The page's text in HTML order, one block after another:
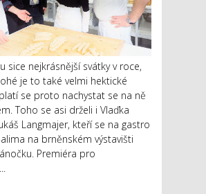
sice nejkrásnější svátky v roce,
je to také velmi hektické
se proto nachystat se na ně
Toho se asi drželi i Vlaďka
Langmajer, kteří se na gastro
na brněnském výstavišti
Premiéra pro